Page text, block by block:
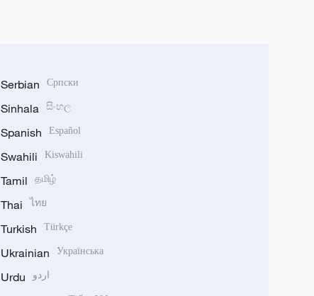
Serbian Српски
Sinhala සිංහල
Spanish Español
Swahili Kiswahili
Tamil தமிழ்
Thai ไทย
Turkish Türkçe
Ukrainian Українська
Urdu اردو